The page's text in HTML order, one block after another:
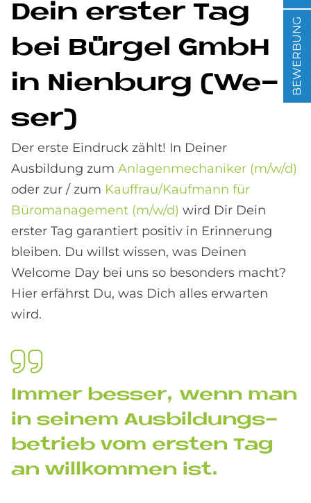
Dein er­ster Tag
bei Bür­gel GmbH
in Nien­burg (We­
ser)
Der erste Eindruck zählt! In Deiner
Ausbildung zum Anlagenmechaniker (m/w/d)
oder zur / zum Kauffrau/Kaufmann für
Büromanagement (m/w/d) wird Dir Dein
erster Tag garantiert positiv in Erinnerung
bleiben. Du willst wissen, was Deinen
Welcome Day bei uns so besonders macht?
Hier erfährst Du, was Dich alles erwarten
wird.
Im­mer bes­ser, wenn man
in sei­nem Aus­bil­dungs­
be­trieb vom er­sten Tag
an will­kom­men ist.
BEWERBUNG